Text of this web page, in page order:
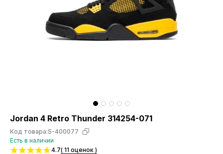
Jordan 4 Retro Thunder 314254-071
Код товара:S-400077
Есть в наличии
4.7( 11 оценок )